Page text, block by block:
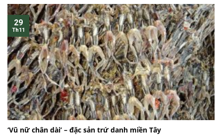
‘Vũ nữ chân dài’ – đặc sản trứ danh miền Tây
29
Th11